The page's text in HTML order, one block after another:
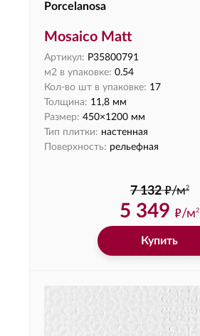
Porcelanosa
Mosaico Matt
Артикул: P35800791
м2 в упаковке: 0.54
Кол-во шт в упаковке: 17
Толщина: 11,8 мм
Размер: 450×1200 мм
Тип плитки: настенная
Поверхность: рельефная
7 132 ф/м2
5 349 ф/м2
Купить